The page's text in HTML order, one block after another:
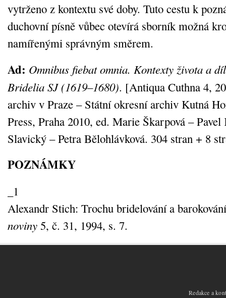
vytrženo z kontextu své doby. Tuto cestu k
duchovní písně vůbec otevírá sborník možná
namířenými správným směrem.
Ad: Omnibus fiebat omnia. Kontexty života a
Bridelia SJ (1619–1680). [Antiqua Cuthna 4,
archiv v Praze – Státní okresní archiv Kutná
Press, Praha 2010, ed. Marie Škarpová – Pavel
Slavický – Petra Bělohlávková. 304 stran + 8
POZNÁMKY
_1
Alexandr Stich: Trochu bridelování a
noviny 5, č. 31, 1994, s. 7.
Redakce a